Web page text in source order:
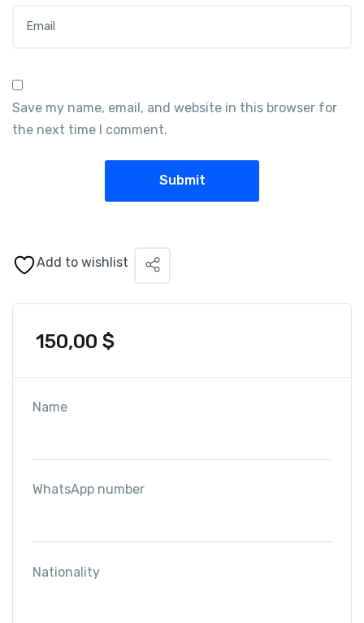
Save my name, email, and website in this browser for
the next time I comment.
Add to wishlist
150,00 $
Name
WhatsApp number
Nationality